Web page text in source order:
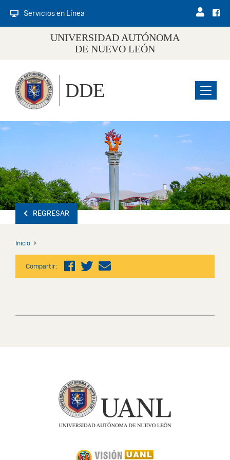
Servicios en Línea
UNIVERSIDAD AUTÓNOMA
DE NUEVO LEÓN
Menu
DDE
REGRESAR
Inicio
Compartir: